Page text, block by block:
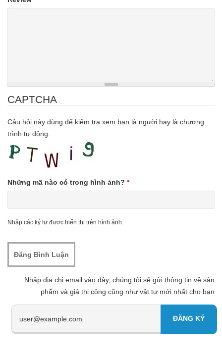
CAPTCHA
Câu hỏi này dùng để kiểm tra xem bạn là người hay là chương
trình tự động.
Những mã nào có trong hình ảnh? *
Nhập các ký tự được hiển thị trên hình ảnh.
Nhập địa chi email vào đây, chúng tôi sẽ gửi thông tin về sản
phẩm và giá thi công cũng như vật tư mới nhất cho bạn